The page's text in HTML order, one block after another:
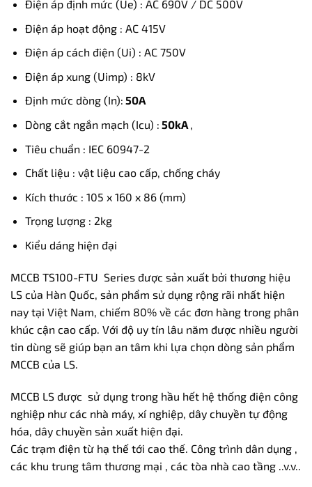
Điện áp định mức (Ue) : AC 690V / DC 500V
Điện áp hoạt động : AC 415V
Điện áp cách điện (Ui) : AC 750V
Điện áp xung (Uimp) : 8kV
Định mức dòng (In): 50A
Dòng cắt ngắn mạch (Icu) : 50kA ,
Tiêu chuẩn : IEC 60947-2
Chất liệu : vật liệu cao cấp, chống cháy
Kích thước : 105 x 160 x 86 (mm)
Trọng lượng : 2kg
Kiểu dáng hiện đại
MCCB TS100-FTU Series được sản xuất bởi thương hiệu
LS của Hàn Quốc, sản phẩm sử dụng rộng rãi nhất hiện
nay tại Việt Nam, chiếm 80% về các đơn hàng trong phân
khúc cận cao cấp. Với độ uy tín lâu năm được nhiều người
tin dùng sẽ giúp bạn an tâm khi lựa chọn dòng sản phẩm
MCCB của LS.
MCCB LS được sử dụng trong hầu hết hệ thống điện công
nghiệp như các nhà máy, xí nghiệp, dây chuyền tự động
hóa, dây chuyền sản xuất hiện đại.
Các trạm điện từ hạ thế tới cao thế. Công trình dân dụng ,
các khu trung tâm thương mại , các tòa nhà cao tầng ..v.v..